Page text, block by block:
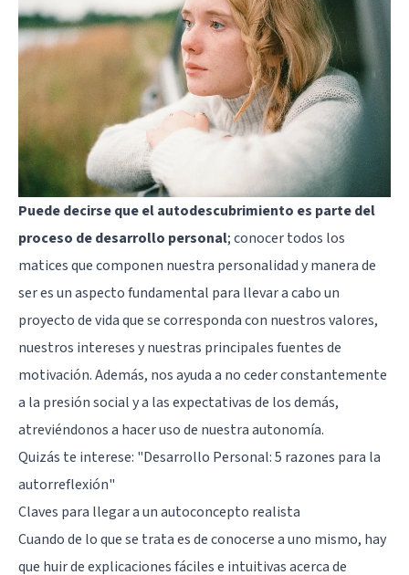
Puede decirse que el autodescubrimiento es parte del
proceso de desarrollo personal; conocer todos los
matices que componen nuestra personalidad y manera de
ser es un aspecto fundamental para llevar a cabo un
proyecto de vida que se corresponda con nuestros valores,
nuestros intereses y nuestras principales fuentes de
motivación. Además, nos ayuda a no ceder constantemente
a la presión social y a las expectativas de los demás,
atreviéndonos a hacer uso de nuestra autonomía.
Quizás te interese: "Desarrollo Personal: 5 razones para la
autorreflexión"
Claves para llegar a un autoconcepto realista
Cuando de lo que se trata es de conocerse a uno mismo, hay
que huir de explicaciones fáciles e intuitivas acerca de